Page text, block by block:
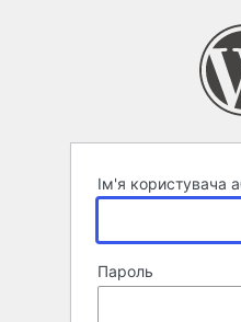
Ім'я користувача
Пароль